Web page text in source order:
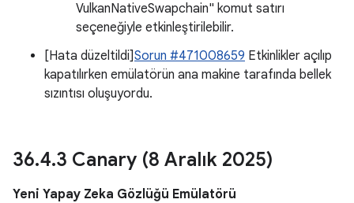
VulkanNativeSwapchain" komut satırı
seçeneğiyle etkinleştirilebilir.
[Hata düzeltildi]Sorun #471008659 Etkinlikler açılıp
kapatılırken emülatörün ana makine tarafında bellek
sızıntısı oluşuyordu.
36.4.3 Canary (8 Aralık 2025)
Yeni Yapay Zeka Gözlüğü Emülatörü